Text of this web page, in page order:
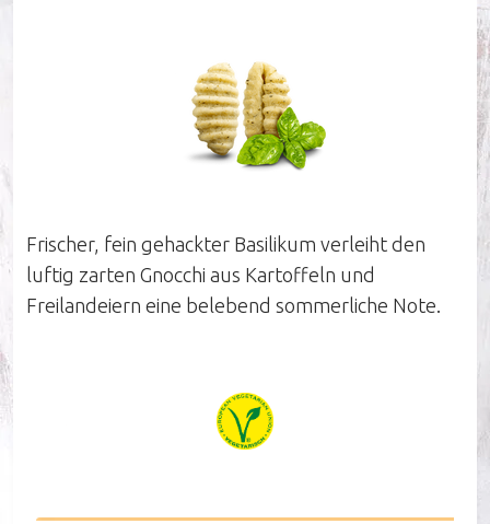
Nachhaltigkeit
Unsere Influencer
Unser Verkaufsteam
Frischer, fein gehackter Basilikum verleiht den
luftig zarten Gnocchi aus Kartoffeln und
Freilandeiern eine belebend sommerliche Note.